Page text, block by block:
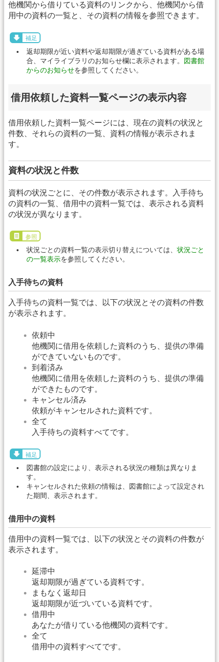
他機関から借りている資料のリンクから、他機関から借
用中の資料の一覧と、その資料の情報を参照できます。
補足
返却期限が近い資料や返却期限が過ぎている資料がある場
合、マイライブラリのお知らせ欄に表示されます。 図書館
からのお知らせを参照してください。
借用依頼した資料一覧ページの表示内容
借用依頼した資料一覧ページには、現在の資料の状況と
件数、それらの資料の一覧、資料の情報が表示されま
す。
資料の状況と件数
資料の状況ごとに、その件数が表示されます。入手待ち
の資料の一覧、借用中の資料一覧では、表示される資料
の状況が異なります。
参照
状況ごとの資料一覧の表示切り替えについては、 状況ごと
の一覧表示を参照してください。
入手待ちの資料
入手待ちの資料一覧では、以下の状況とその資料の件数
が表示されます。
依頼中
他機関に借用を依頼した資料のうち、提供の準備
ができていないものです。
到着済み
他機関に借用を依頼した資料のうち、提供の準備
ができたものです。
キャンセル済み
依頼がキャンセルされた資料です。
全て
入手待ちの資料すべてです。
補足
図書館の設定により、表示される状況の種類は異なりま
す。
キャンセルされた依頼の情報は、図書館によって設定され
た期間、表示されます。
借用中の資料
借用中の資料一覧では、以下の状況とその資料の件数が
表示されます。
延滞中
返却期限が過ぎている資料です。
まもなく返却日
返却期限が近づいている資料です。
借用中
あなたが借りている他機関の資料です。
全て
借用中の資料すべてです。